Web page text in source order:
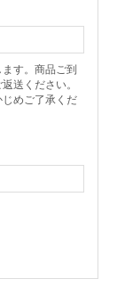
す。商品ご到
送ください。
めご了承くだ